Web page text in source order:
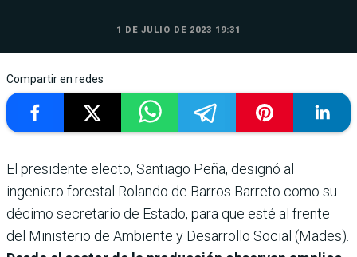
1 DE JULIO DE 2023 19:31
Compartir en redes
El presidente electo, Santiago Peña, designó al
ingeniero forestal Rolando de Barros Barreto como su
décimo secretario de Estado, para que esté al frente
del Ministerio de Ambiente y Desarrollo Social (Mades).